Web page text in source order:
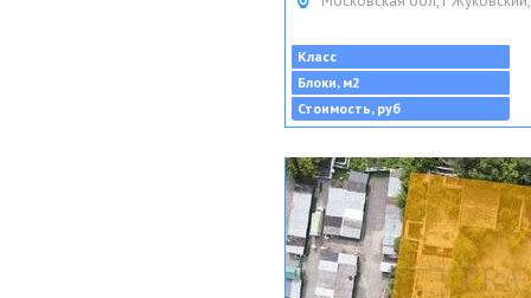
Класс
Блоки, м2
Стоимость, руб